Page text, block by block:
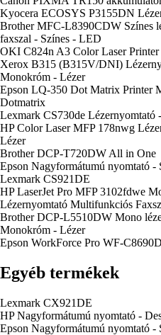
Kyocera ECOSYS P3155DN
Brother MFC-L8390CDW Színes
faxszal - Színes - LED
OKI C824n A3 Color Laser Printer
Xerox B315 (B315V/DNI)
Monokróm - Lézer
Epson LQ-350 Dot Matrix Printer
Dotmatrix
Lexmark CS730de Lézernyomtató
HP Color Laser MFP 178nwg
Lézer
Brother DCP-T720DW All in One
Epson Nagyformátumú nyomtató
Lexmark CS921DE
HP LaserJet Pro MFP 3102fdwe
Lézernyomtató Multifunkciós
Brother DCP-L5510DW Mono
Monokróm - Lézer
Epson WorkForce Pro WF-
Egyéb termékek
Lexmark CX921DE
HP Nagyformátumú nyomtató -
Epson Nagyformátumú nyomtató -